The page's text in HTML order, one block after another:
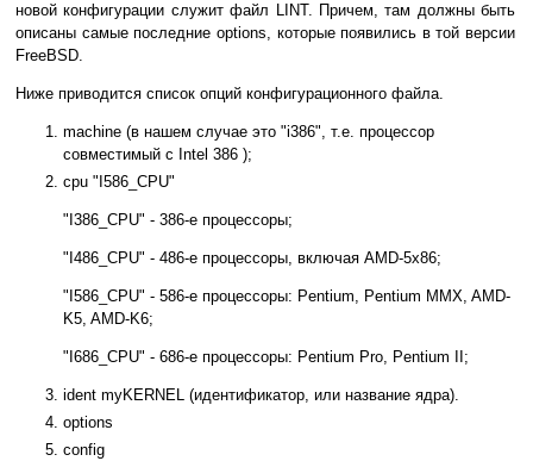
новой конфигурации служит файл LINT. Причем, там должны быть
описаны самые последние options, которые появились в той версии
FreeBSD.
Ниже приводится список опций конфигурационного файла.
machine (в нашем случае это "i386", т.е. процессор
совместимый с Intel 386 );
cpu "I586_CPU"
"I386_CPU" - 386-е процессоры;
"I486_CPU" - 486-е процессоры, включая AMD-5x86;
"I586_CPU" - 586-e процессоры: Pentium, Pentium MMX, AMD-
K5, AMD-K6;
"I686_CPU" - 686-е процессоры: Pentium Pro, Pentium II;
ident myKERNEL (идентификатор, или название ядра).
options
config